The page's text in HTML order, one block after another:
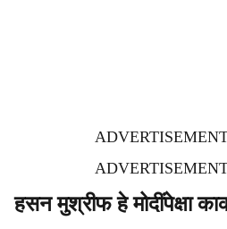
हसन मुश्रीफ हे मोदींपेक्षा